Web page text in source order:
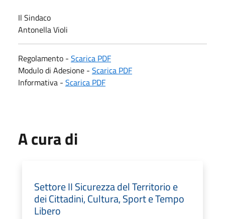
Il Sindaco
Antonella Violi
Regolamento - Scarica PDF
Modulo di Adesione - Scarica PDF
Informativa - Scarica PDF
A cura di
Settore II Sicurezza del Territorio e
dei Cittadini, Cultura, Sport e Tempo
Libero